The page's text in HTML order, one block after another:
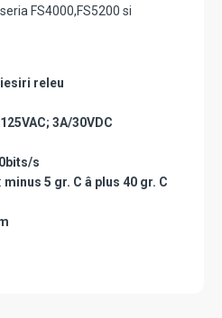
FS4000,FS5200 si
releu
3A/30VDC
s
minus 5 gr. C â plus 40 gr. C